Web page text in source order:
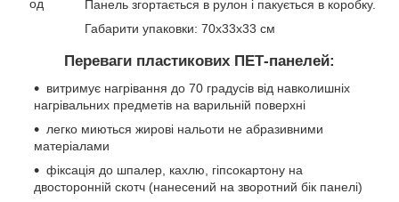
Панель згортається в рулон і пакується в коробку.
Габарити упаковки: 70х33х33 см
Переваги пластикових ПЕТ-панелей:
витримує нагрівання до 70 градусів від навколишніх
нагрівальних предметів на варильній поверхні
легко миються жирові нальоти не абразивними
матеріалами
фіксація до шпалер, кахлю, гіпсокартону на
двосторонній скотч (нанесений на зворотний бік панелі)